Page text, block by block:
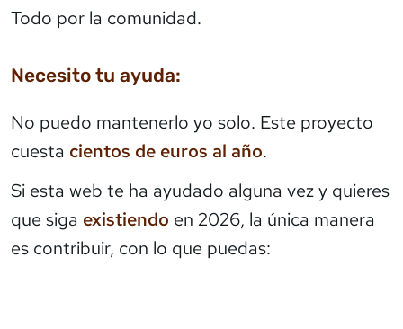
Todo por la comunidad.
Necesito tu ayuda:
No puedo mantenerlo yo solo. Este proyecto
cuesta cientos de euros al año.
Si esta web te ha ayudado alguna vez y quieres
que siga existiendo en 2026, la única manera
es contribuir, con lo que puedas: